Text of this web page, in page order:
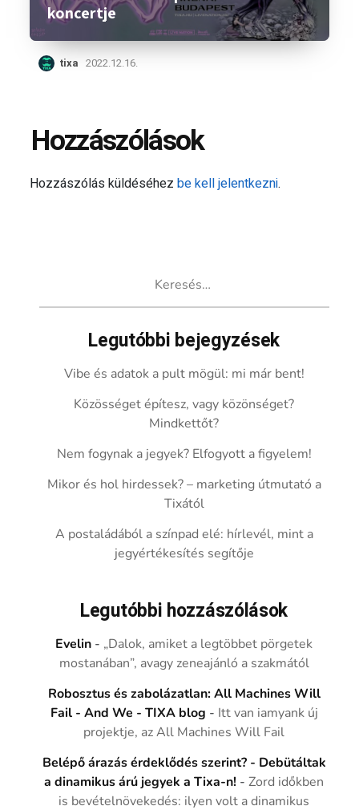
koncertje
tixa 2022.12.16.
Hozzászólások
Hozzászólás küldéséhezbe kell jelentkezni.
Legutóbbi bejegyzések
Vibe és adatok a pult mögül: mi már bent!
Közösséget építesz, vagy közönséget?
Mindkettőt?
Nem fogynak a jegyek? Elfogyott a figyelem!
Mikor és hol hirdessek? – marketing útmutató a
Tixától
A postaládából a színpad elé: hírlevél, mint a
jegyértékesítés segítője
Legutóbbi hozzászólások
Evelin - „Dalok, amiket a legtöbbet pörgetek
mostanában”, avagy zeneajánló a szakmától
Robosztus és zabolázatlan: All Machines Will
Fail - And We - TIXA blog - Itt van iamyank új
projektje, az All Machines Will Fail
Belépő árazás érdeklődés szerint? - Debütáltak
a dinamikus árú jegyek a Tixa-n! -Zord időkben
is bevételnövekedés: ilyen volt a dinamikus